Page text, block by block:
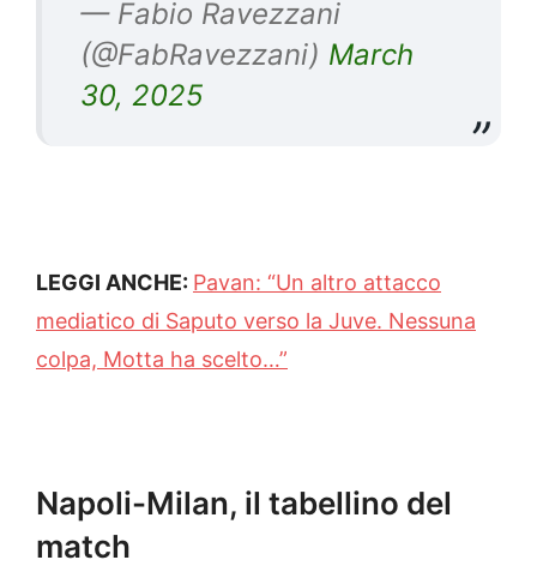
— Fabio Ravezzani
(@FabRavezzani) March
30, 2025
LEGGI ANCHE: Pavan: “Un altro attacco
mediatico di Saputo verso la Juve. Nessuna
colpa, Motta ha scelto…”
Napoli-Milan, il tabellino del
match